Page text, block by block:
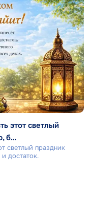
этот светлый
б…
светлый праздник
достаток.